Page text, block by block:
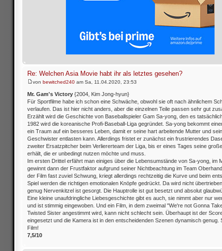
Re: Welchen Asia Movie habt ihr als letztes gesehen?
von bewitched240 am Sa, 11.04.2020, 23:53
Mr. Gam's Victory {2004, Kim Jong-hyun}
Für Sportfilme habe ich schon eine Schwäche, obwohl sie oft nach ähnlichem
verlaufen. Das ist hier nicht anders, aber die einzelnen Teile passen sehr gut
Erzählt wird die Geschichte von Baseballspieler Gam Sa-yong, den es
1982 wird die koreanische Profi-Baseball-Liga gegründet. Sa-yong bekommt
ein Traum auf ein besseres Leben, damit er seine hart arbeitende Mutter und
Geschwister entlasten kann. Allerdings fristet er zunächst ein frustrierendes
zweiter Ersatzpitcher beim Verliererteam der Liga, bis er eines Tages seine
erhält, die er unbedingt nutzen möchte und muss.
Im ersten Drittel erfährt man einiges über die Lebensumstände von Sa-yong, im
gewinnt dann der Frustfaktor aufgrund seiner Nichtbeachtung im Team
der Film fast zuviel Schwung, kriegt allerdings rechtzeitig die Kurve und beim
Spiel werden die richtigen emotionalen Knöpfe gedrückt. Da wird nicht
genug Nervenkitzel ist gesorgt. Die Hauptrolle ist gut besetzt und absolut
Eine kleine unaufdringliche Liebesgeschichte gibt es auch, sie nimmt aber nur
und ist stimmig eingewoben. Und ein Film, in dem zweimal "We're not Gonna
Twisted Sister angestimmt wird, kann nicht schlecht sein. Überhaupt ist der
eingesetzt und die Kamera ist in den entscheidenden Szenen dynamisch genug.
Film!
7,5/10